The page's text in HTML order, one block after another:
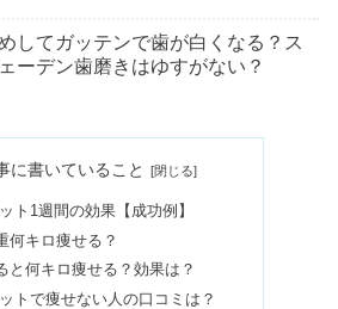
してガッテンで歯が白くなる？ス
ーデン歯磨きはゆすがない？
で効果絶大&お腹周りのおすすめ
タは体に悪い？やめた理由や黒い
カビなど浄水器の口コミ
に書いていること
ト1週間の効果【成功例】
何キロ痩せる？
と何キロ痩せる？効果は？
トで痩せない人の口コミは？